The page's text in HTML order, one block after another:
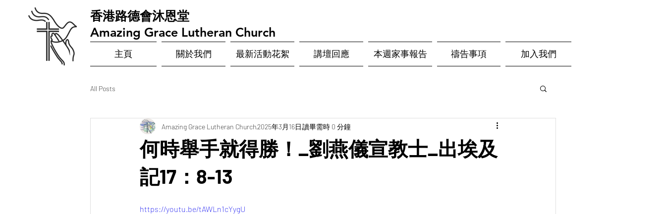
​香港路德會沐恩堂
Amazing Grace Lutheran Church
主頁 關於我們 最新活動花絮 講壇回應 本週家事報告 禱告事項 加入我們
All Posts
何時舉手就得勝！_劉燕儀宣教士_出埃及
記17：8-13
Amazing Grace Lutheran Church2025年3月16日讀畢需時 0 分鐘
https://youtu.be/tAWLn1cYygU